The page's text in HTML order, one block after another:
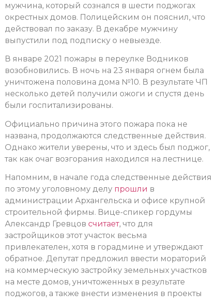
мужчина, который сознался в шести поджогах
окрестных домов. Полицейским он пояснил, что
действовал по заказу. В декабре мужчину
выпустили под подписку о невыезде.
В январе 2021 пожары в переулке Водников
возобновились. В ночь на 23 января огнем была
уничтожена половина дома №10. В результате ЧП
несколько детей получили ожоги и спустя день
были госпитализированы.
Официально причина этого пожара пока не
названа, продолжаются следственные действия.
Однако жители уверены, что и здесь был поджог,
так как очаг возгорания находился на лестнице.
Напомним, в начале года следственные действия
по этому уголовному делу прошли в
администрации Архангельска и офисе крупной
строительной фирмы. Вице-спикер гордумы
Александр Гревцов считает, что для
застройщиков этот участок весьма
привлекателен, хотя в горадмине и утверждают
обратное. Депутат предложил ввести мораторий
на коммерческую застройку земельных участков
на месте домов, уничтоженных в результате
поджогов, а также внести изменения в проекты